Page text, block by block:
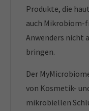
Produkte, die
auch Mikrobiom-
Anwenders nicht
bringen.
Der
von Kosmetik-
mikrobiellen